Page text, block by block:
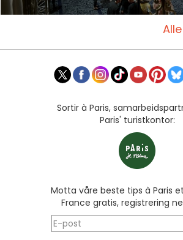
Sortir à Paris,
Paris' turistkontor:
Motta våre beste tips à Paris
France gratis, registrering